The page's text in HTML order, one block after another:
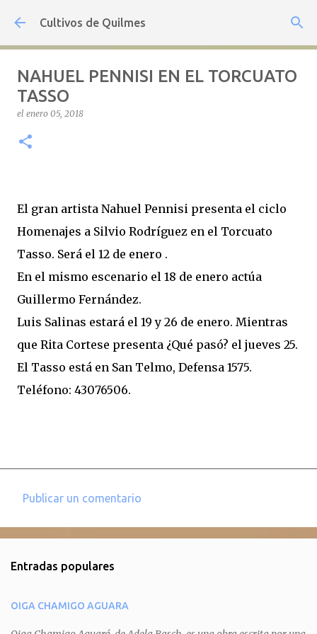
Ir al contenido principal
Cultivos de Quilmes
NAHUEL PENNISI EN EL TORCUATO
TASSO
el enero 05, 2018
El gran artista Nahuel Pennisi presenta el ciclo
Homenajes a Silvio Rodríguez en el Torcuato
Tasso. Será el 12 de enero .
En el mismo escenario el 18 de enero actúa
Guillermo Fernández.
Luis Salinas estará el 19 y 26 de enero. Mientras
que Rita Cortese presenta ¿Qué pasó? el jueves 25.
El Tasso está en San Telmo, Defensa 1575.
Teléfono: 43076506.
e
t
Publicar un comentario
Entradas populares
OIGA CHAMIGO AGUARA